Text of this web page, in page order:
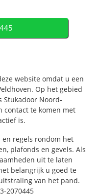
website omdat u een
Op het gebied
Stukadoor Noord-
contact te komen met
is.
en regels rondom het
plafonds en gevels. Als
uit te laten
belangrijk u goed te
van het pand.
2070445